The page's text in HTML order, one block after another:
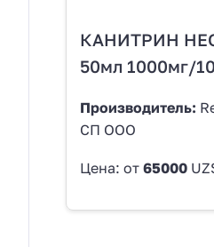
КАНИТРИН
50мл 1000мг/
Производитель:
СП OOO
Цена: от 65000